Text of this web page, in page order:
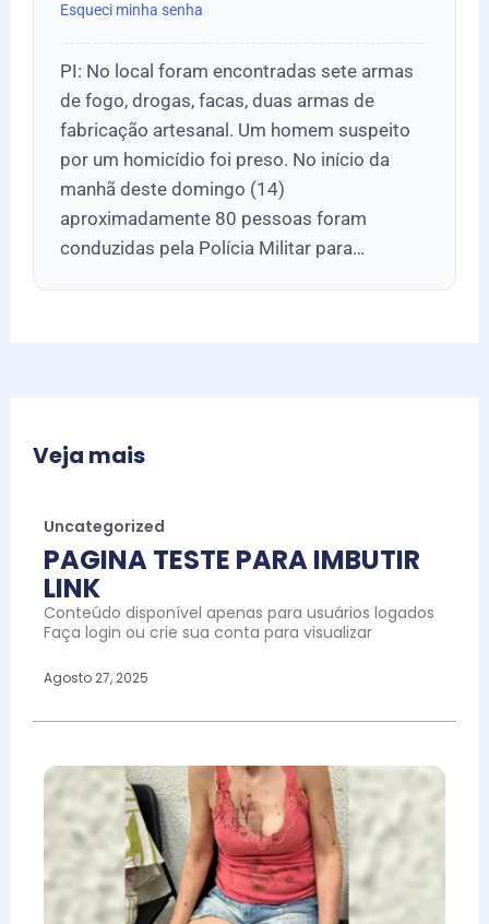
Esqueci minha senha
PI: No local foram encontradas sete armas
de fogo, drogas, facas, duas armas de
fabricação artesanal. Um homem suspeito
por um homicídio foi preso. No início da
manhã deste domingo (14)
aproximadamente 80 pessoas foram
conduzidas pela Polícia Militar para…
Veja mais
Uncategorized
PAGINA TESTE PARA IMBUTIR
LINK
Conteúdo disponível apenas para usuários logados
Faça login ou crie sua conta para visualizar
Agosto 27, 2025